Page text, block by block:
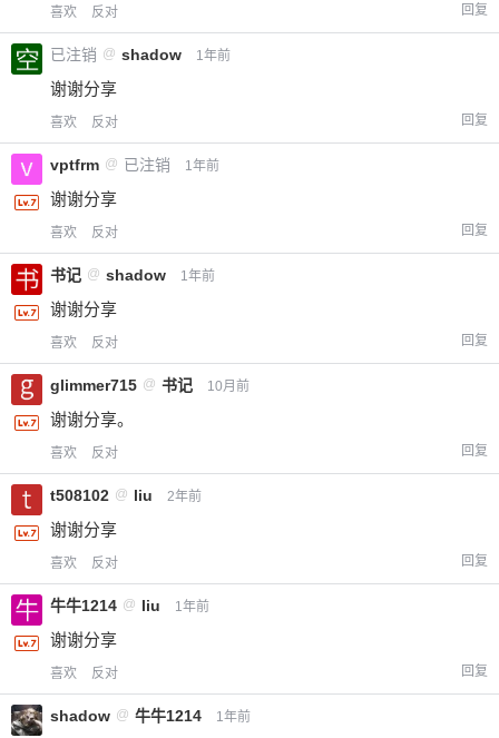
喜欢 反对 回复
已注销 @ shadow 1年前
谢谢分享
喜欢 反对 回复
vptfrm @ 已注销 1年前
谢谢分享
喜欢 反对 回复
书记 @ shadow 1年前
谢谢分享
喜欢 反对 回复
glimmer715 @ 书记 10月前
谢谢分享。
喜欢 反对 回复
t508102 @ liu 2年前
谢谢分享
喜欢 反对 回复
牛牛1214 @ liu 1年前
谢谢分享
喜欢 反对 回复
shadow @ 牛牛1214 1年前